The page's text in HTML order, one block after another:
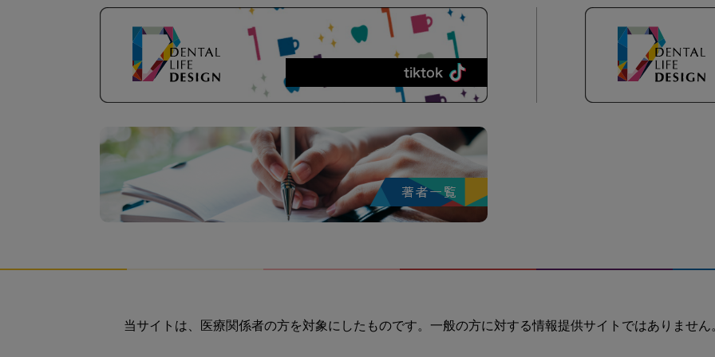
当サイトは、医療関係者の方を対象にしたものです。一般の方に対する情報提供サイトではありません